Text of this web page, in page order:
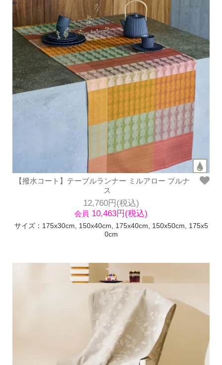
【撥水コート】テーブルランナー ミルアロー プルナ
ス
12,760円(税込)
会員 10,463円(税込)
サイズ：175x30cm, 150x40cm, 175x40cm, 150x50cm, 175x5
0cm